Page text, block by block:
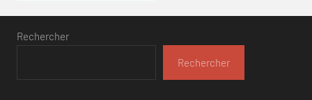
Rechercher
Rechercher